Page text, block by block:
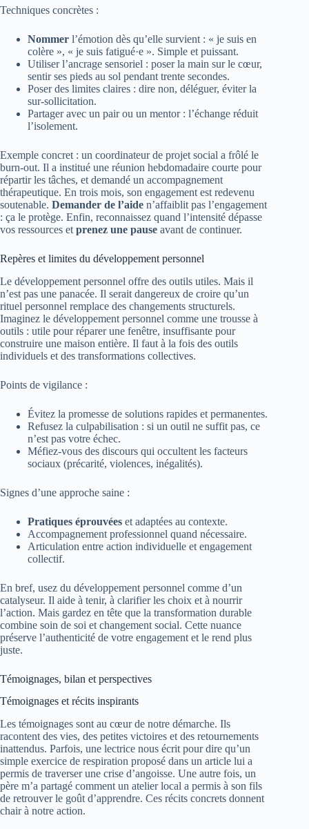
Techniques concrètes :
Nommer l’émotion dès qu’elle survient : « je suis en
colère », « je suis fatigué·e ». Simple et puissant.
Utiliser l’ancrage sensoriel : poser la main sur le cœur,
sentir ses pieds au sol pendant trente secondes.
Poser des limites claires : dire non, déléguer, éviter la
sur-sollicitation.
Partager avec un pair ou un mentor : l’échange réduit
l’isolement.
Exemple concret : un coordinateur de projet social a frôlé le
burn-out. Il a institué une réunion hebdomadaire courte pour
répartir les tâches, et demandé un accompagnement
thérapeutique. En trois mois, son engagement est redevenu
soutenable. Demander de l’aide n’affaiblit pas l’engagement
: ça le protège. Enfin, reconnaissez quand l’intensité dépasse
vos ressources et prenez une pause avant de continuer.
Repères et limites du développement personnel
Le développement personnel offre des outils utiles. Mais il
n’est pas une panacée. Il serait dangereux de croire qu’un
rituel personnel remplace des changements structurels.
Imaginez le développement personnel comme une trousse à
outils : utile pour réparer une fenêtre, insuffisante pour
construire une maison entière. Il faut à la fois des outils
individuels et des transformations collectives.
Points de vigilance :
Évitez la promesse de solutions rapides et permanentes.
Refusez la culpabilisation : si un outil ne suffit pas, ce
n’est pas votre échec.
Méfiez-vous des discours qui occultent les facteurs
sociaux (précarité, violences, inégalités).
Signes d’une approche saine :
Pratiques éprouvées et adaptées au contexte.
Accompagnement professionnel quand nécessaire.
Articulation entre action individuelle et engagement
collectif.
En bref, usez du développement personnel comme d’un
catalyseur. Il aide à tenir, à clarifier les choix et à nourrir
l’action. Mais gardez en tête que la transformation durable
combine soin de soi et changement social. Cette nuance
préserve l’authenticité de votre engagement et le rend plus
juste.
Témoignages, bilan et perspectives
Témoignages et récits inspirants
Les témoignages sont au cœur de notre démarche. Ils
racontent des vies, des petites victoires et des retournements
inattendus. Parfois, une lectrice nous écrit pour dire qu’un
simple exercice de respiration proposé dans un article lui a
permis de traverser une crise d’angoisse. Une autre fois, un
père m’a partagé comment un atelier local a permis à son fils
de retrouver le goût d’apprendre. Ces récits concrets donnent
chair à notre action.